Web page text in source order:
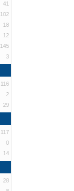
41
102
18
12
145
3
116
2
29
117
0
14
28